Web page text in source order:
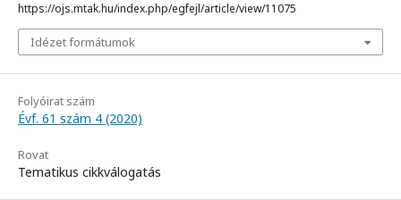
https://ojs.mtak.hu/index.php/egfejl/article/view/11075
Idézet formátumok
Folyóirat szám
Évf. 61 szám 4 (2020)
Rovat
Tematikus cikkválogatás